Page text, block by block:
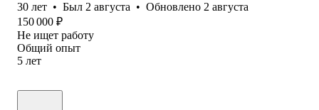
30 лет • Был 2 августа • Обновлено 2 августа
150 000 ₽
Не ищет работу
Общий опыт
5 лет